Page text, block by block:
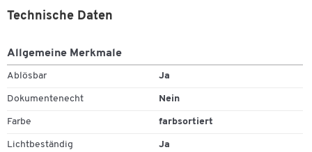
Keilspitze
Strichbreite: 1-5 mm
Vielseitige Einsatzmöglichkeiten
Markieren auf Whiteboards und Flipcharts. Er lässt sich trocken von
fast allen geschlossenen Oberflächen wie Emaille und Melamin
Technische Daten
Allgemeine Merkmale
Ablösbar Ja
Dokumentenecht Nein
Farbe farbsortiert
Lichtbeständig Ja